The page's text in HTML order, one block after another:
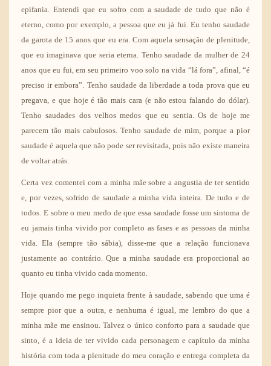
epifania. Entendi que eu sofro com a saudade de tudo que não é
eterno, como por exemplo, a pessoa que eu já fui. Eu tenho saudade
da garota de 15 anos que eu era. Com aquela sensação de plenitude,
que eu imaginava que seria eterna. Tenho saudade da mulher de 24
anos que eu fui, em seu primeiro voo solo na vida “lá fora”, afinal, “é
preciso ir embora”. Tenho saudade da liberdade a toda prova que eu
pregava, e que hoje é tão mais cara (e não estou falando do dólar).
Tenho saudades dos velhos medos que eu sentia. Os de hoje me
parecem tão mais cabulosos. Tenho saudade de mim, porque a pior
saudade é aquela que não pode ser revisitada, pois não existe maneira
de voltar atrás.
Certa vez comentei com a minha mãe sobre a angustia de ter sentido
e, por vezes, sofrido de saudade a minha vida inteira. De tudo e de
todos. E sobre o meu medo de que essa saudade fosse um sintoma de
eu jamais tinha vivido por completo as fases e as pessoas da minha
vida. Ela (sempre tão sábia), disse-me que a relação funcionava
justamente ao contrário. Que a minha saudade era proporcional ao
quanto eu tinha vivido cada momento.
Hoje quando me pego inquieta frente à saudade, sabendo que uma é
sempre pior que a outra, e nenhuma é igual, me lembro do que a
minha mãe me ensinou. Talvez o único conforto para a saudade que
sinto, é a ideia de ter vivido cada personagem e capítulo da minha
história com toda a plenitude do meu coração e entrega completa da